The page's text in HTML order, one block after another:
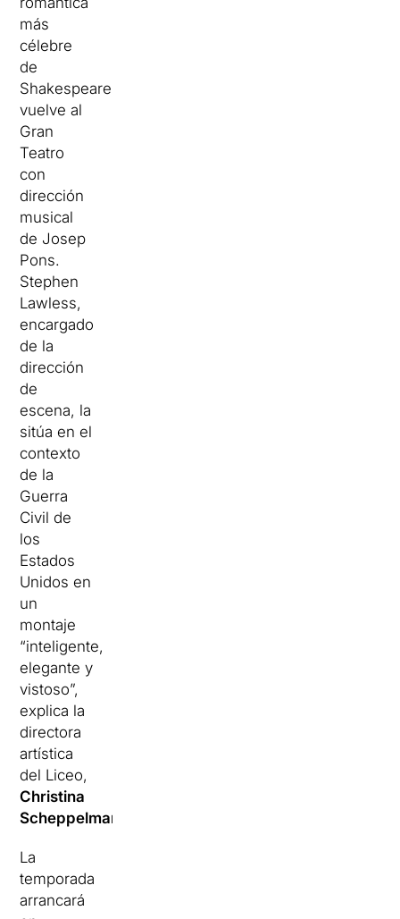
más
célebre
de
Shakespeare
vuelve al
Gran
Teatro
con
dirección
musical
de Josep
Pons.
Stephen
Lawless,
encargado
de la
dirección
de
escena, la
sitúa en el
contexto
de la
Guerra
Civil de
los
Estados
Unidos en
un
montaje
“inteligente,
elegante y
vistoso”,
explica la
directora
artística
del Liceo,
Christina
Scheppelmann.
La
temporada
arrancará